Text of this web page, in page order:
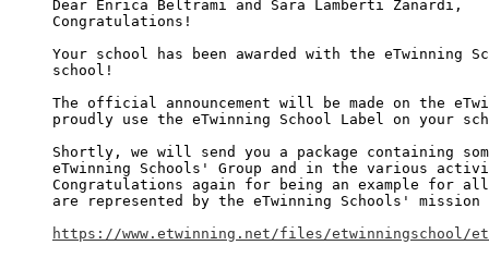
Dear Enrica Beltrami and Sara Lamberti Zanardi,
Congratulations!
Your school has been awarded with the eTwinning
school!
The official announcement will be made on the
Shortly, we will send you a package containing
eTwinning Schools' Group and in the various
Congratulations again for being an example for
are represented by the eTwinning Schools' mission
https://www.etwinning.net/files/etwinningschool/